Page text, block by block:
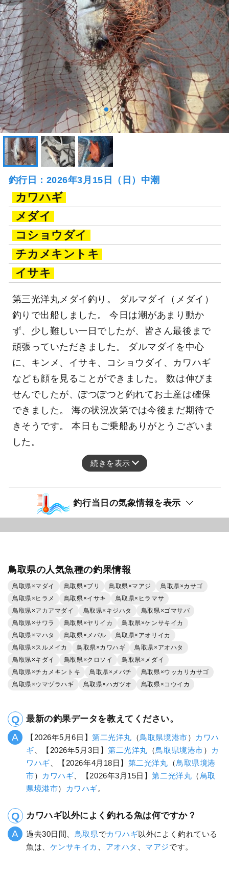
釣行日：2026年3月15日（日）中潮
カワハギ
メダイ
コショウダイ
チカメキントキ
イサキ
第三光洋丸メダイ釣り。 ダルマダイ（メダイ）
釣りで出船しました。 今日は潮があまり動か
ず、少し難しい一日でしたが、皆さん最後まで
頑張っていただきました。 ダルマダイを中心
に、キンメ、イサキ、コショウダイ、カワハギ
なども顔を見ることができました。 数は伸びま
せんでしたが、ぽつぽつと釣れてお土産は確保
できました。 海の状況次第では今後まだ期待で
きそうです。 本日もご乗船ありがとうございま
した。
続きを表示
釣行当日の気象情報を表示
鳥取県の人気魚種の釣果情報
鳥取県×マダイ 鳥取県×ブリ 鳥取県×マアジ
鳥取県×カサゴ
鳥取県×ヒラメ
鳥取県×イサキ
鳥取県×ヒラマサ
鳥取県×アカアマダイ
鳥取県×キジハタ
鳥取県×ゴマサバ
鳥取県×サワラ
鳥取県×ヤリイカ
鳥取県×ケンサキイカ
鳥取県×マハタ
鳥取県×メバル
鳥取県×アオリイカ
鳥取県×スルメイカ
鳥取県×カワハギ
鳥取県×アオハタ
鳥取県×キダイ
鳥取県×クロソイ
鳥取県×メダイ
鳥取県×チカメキントキ
鳥取県×メバチ
鳥取県×ウッカリカサゴ
鳥取県×ウマヅラハギ
鳥取県×ハガツオ 鳥取県×コウイカ
最新の釣果データを教えてください。
【2026年5月6日】第二光洋丸 （鳥取県境港市）
カワハ
ギ 、【2026年5月3日】第二光洋丸 （鳥取県境港市） カ
ワハギ 、【2026年4月18日】 第二光洋丸 （鳥取県境港
市） カワハギ 、【2026年3月15日】第二光洋丸 （ 鳥取
県境港市） カワハギ。
カワハギ以外によく釣れる魚は何ですか？
過去30日間、 鳥取県でカワハギ以外によく釣れている
魚は、 ケンサキイカ アオハタ マアジです。